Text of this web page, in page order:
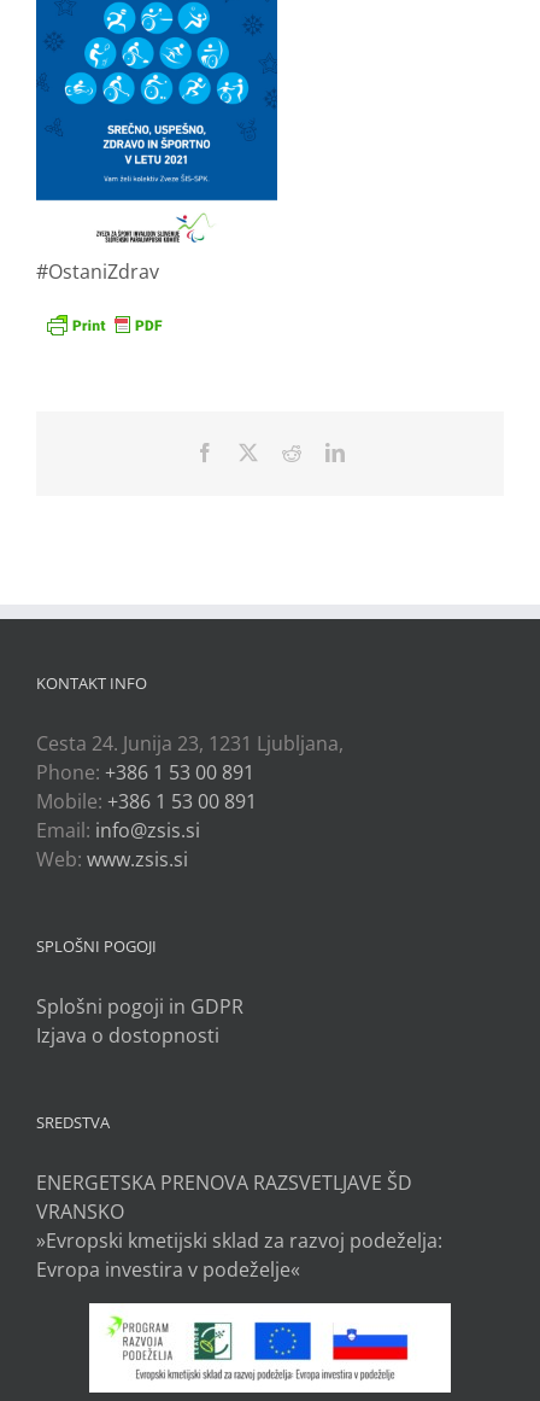
#OstaniZdrav
Facebook RedditLinkedIn
KONTAKT INFO
Cesta 24. Junija 23, 1231 Ljubljana,
Phone: +386 1 53 00 891
Mobile: +386 1 53 00 891
Email: info@zsis.si
Web: www.zsis.si
SPLOŠNI POGOJI
Splošni pogoji in GDPR
Izjava o dostopnosti
SREDSTVA
ENERGETSKA PRENOVA RAZSVETLJAVE ŠD
VRANSKO
»Evropski kmetijski sklad za razvoj podeželja:
Evropa investira v podeželje«